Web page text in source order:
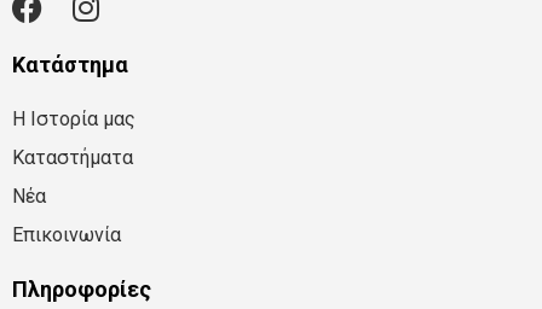
Κατάστημα
Η Ιστορία μας
Καταστήματα
Νέα
Επικοινωνία
Πληροφορίες